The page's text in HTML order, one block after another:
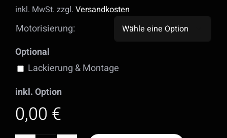
inkl. MwSt. zzgl. Versandkosten
Motorisierung:
Optional
Lackierung & Montage
inkl. Option
0,00 €